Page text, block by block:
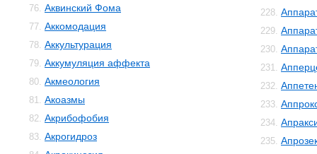
76. Аквинский Фома
77. Аккомодация
78. Аккультурация
79. Аккумуляция аффекта
80. Акмеология
81. Акоазмы
82. Акрибофобия
83. Акрогидроз
228.
229.
230.
231.
232.
233.
234.
235.